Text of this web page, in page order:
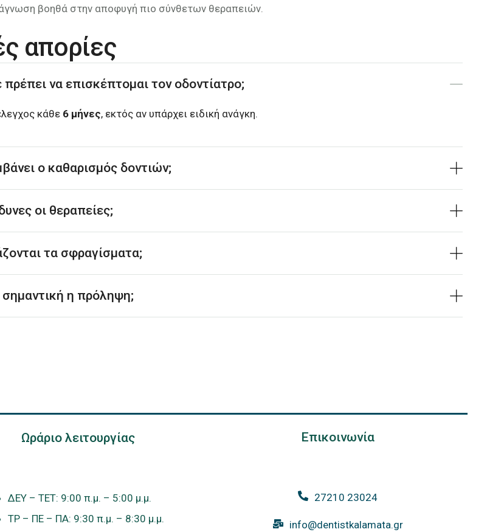
βοηθά στην αποφυγή πιο σύνθετων θεραπειών.
απορίες
να επισκέπτομαι τον οδοντίατρο;
κάθε 6 μήνες, εκτός αν υπάρχει ειδική ανάγκη.
ο καθαρισμός δοντιών;
οι θεραπείες;
τα σφραγίσματα;
σημαντική η πρόληψη;
Ωράριο λειτουργίας
ΔΕΥ – ΤΕΤ: 9:00 π.μ. – 5:00 μ.μ.
ΤΡ – ΠΕ – ΠΑ: 9:30 π.μ. – 8:30 μ.μ.
Επικοινωνία
27210 23024
info@dentistkalamata.gr